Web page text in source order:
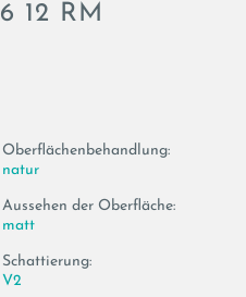
12 RM
Oberflächenbehandlung:
natur
Aussehen der Oberfläche:
matt
Schattierung:
V2